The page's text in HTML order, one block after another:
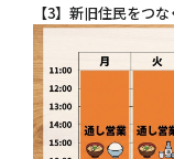
【3】新旧住民をつ